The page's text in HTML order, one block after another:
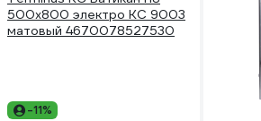
-11%